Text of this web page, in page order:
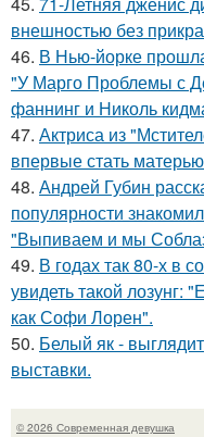
внешностью без
46. В Нью-йорке
"У Марго Проблемы с
фаннинг и Николь
47. Актриса из
впервые стать
48. Андрей Губин
популярности
"Выпиваем и мы
49. В годах так 80-х в
увидеть такой лозунг:
как Софи Лорен".
50. Белый як -
выставки.
© 2026 Современная девушка